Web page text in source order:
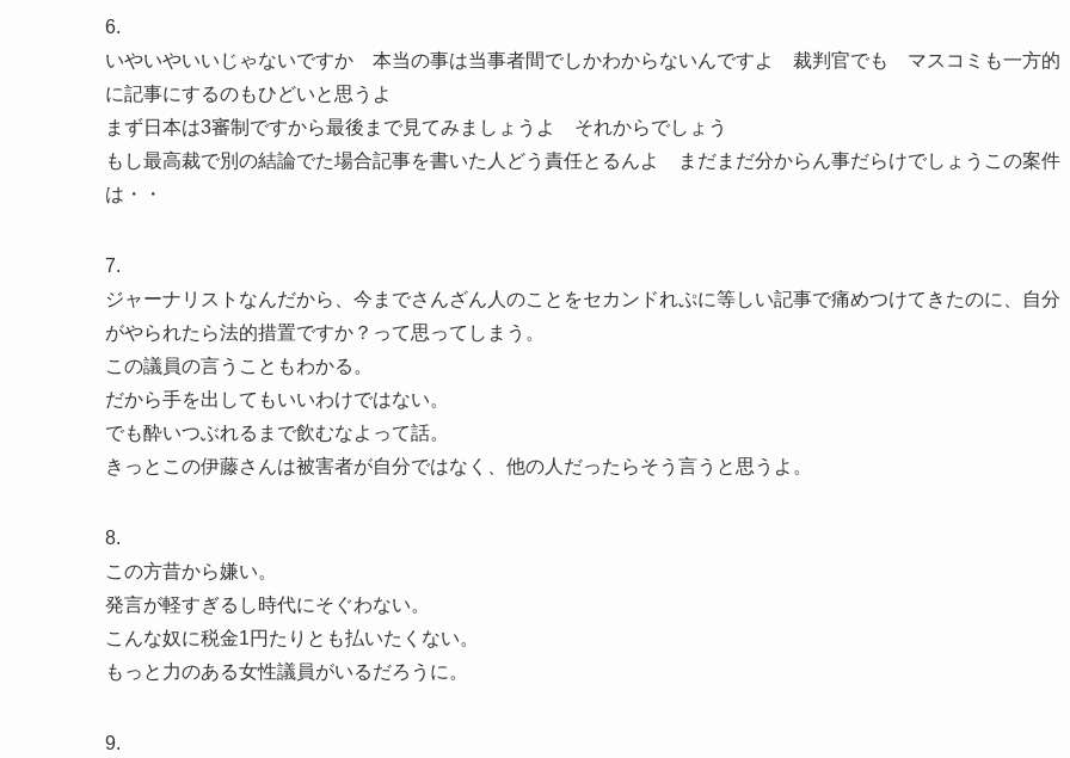
6.
いやいやいいじゃないですか 本当の事は当事者間でしかわからないんですよ 裁判官でも マスコミも一方的
に記事にするのもひどいと思うよ
まず日本は3審制ですから最後まで見てみましょうよ それからでしょう
もし最高裁で別の結論でた場合記事を書いた人どう責任とるんよ まだまだ分からん事だらけでしょうこの案件
は・・
7.
ジャーナリストなんだから、今までさんざん人のことをセカンドれぷに等しい記事で痛めつけてきたのに、自分
がやられたら法的措置ですか？って思ってしまう。
この議員の言うこともわかる。
だから手を出してもいいわけではない。
でも酔いつぶれるまで飲むなよって話。
きっとこの伊藤さんは被害者が自分ではなく、他の人だったらそう言うと思うよ。
8.
この方昔から嫌い。
発言が軽すぎるし時代にそぐわない。
こんな奴に税金1円たりとも払いたくない。
もっと力のある女性議員がいるだろうに。
9.